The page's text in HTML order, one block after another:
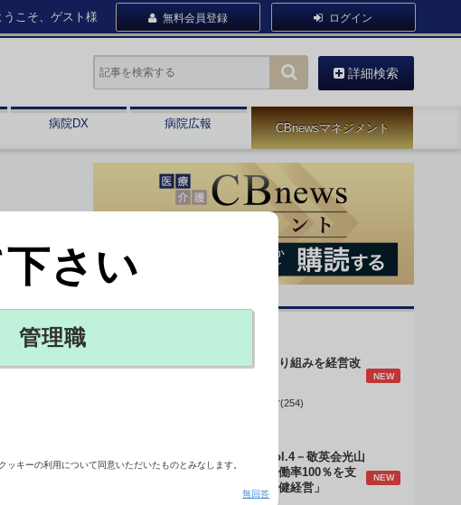
うこそ、ゲスト様 無料会員登録 ログイン
詳細検索
病院DX 病院広報 CBnewsマネジメント
身体的拘束最小化の取り組みを経営改
NEW
データで読み解く病院経営(254)
介護経営のデザインVol.4－敬英会光山
誠理事長 「驚異の稼働率100％を支
える『顧客目線』の老健経営」
NEW
さい
管理職
キーの利用について同意いただいたものとみなします。
無回答